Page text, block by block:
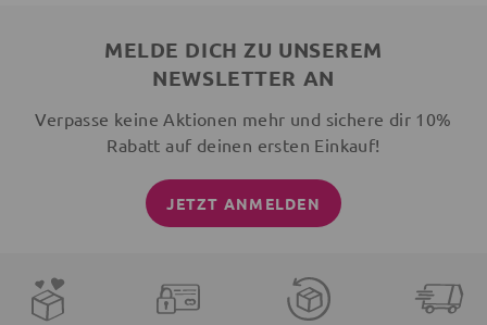
MELDE DICH ZU UNSEREM
NEWSLETTER AN
Verpasse keine Aktionen mehr und sichere dir 10%
Rabatt auf deinen ersten Einkauf!
JETZT ANMELDEN